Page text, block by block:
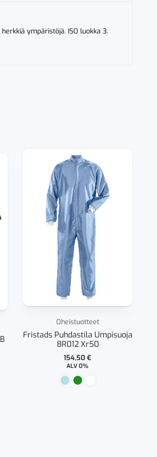
ympäristöjä. ISO luokka 3.
Oheistuotteet
Fristads Puhdastila Umpisuoja
8R012 Xr50
154,50€
ALV 0%